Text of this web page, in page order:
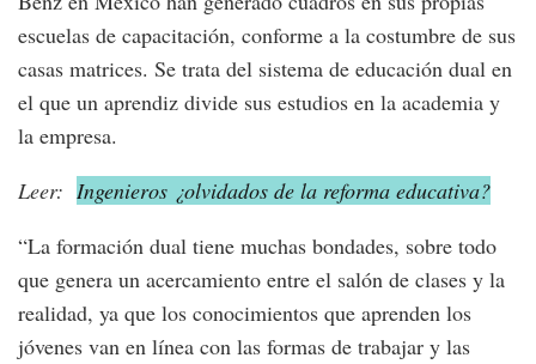
escuelas de capacitación, conforme a la costumbre de sus
casas matrices. Se trata del sistema de educación dual en
el que un aprendiz divide sus estudios en la academia y
la empresa.
Leer: Ingenieros ¿olvidados de la reforma educativa?
“La formación dual tiene muchas bondades, sobre todo
que genera un acercamiento entre el salón de clases y la
realidad, ya que los conocimientos que aprenden los
jóvenes van en línea con las formas de trabajar y las